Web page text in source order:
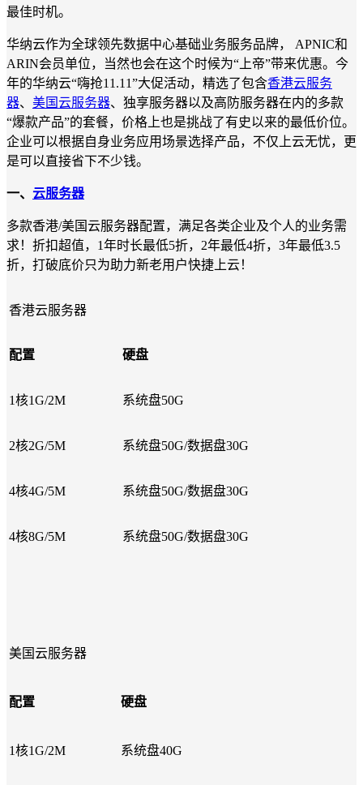
最佳时机。
华纳云作为全球领先数据中心基础业务服务品牌， APNIC和
ARIN会员单位，当然也会在这个时候为“上帝”带来优惠。今
年的华纳云“嗨抢11.11”大促活动，精选了包含香港云服务
器、 美国云服务器、独享服务器以及高防服务器在内的多款
“爆款产品”的套餐，价格上也是挑战了有史以来的最低价位。
企业可以根据自身业务应用场景选择产品，不仅上云无忧，更
是可以直接省下不少钱。
一、 云服务器
多款香港/美国云服务器配置，满足各类企业及个人的业务需
求！折扣超值，1年时长最低5折，2年最低4折，3年最低3.5
折，打破底价只为助力新老用户快捷上云！
香港云服务器
配置 硬盘
1核1G/2M 系统盘50G
2核2G/5M 系统盘50G/数据盘30G
4核4G/5M 系统盘50G/数据盘30G
4核8G/5M 系统盘50G/数据盘30G
美国云服务器
配置 硬盘
1核1G/2M 系统盘40G